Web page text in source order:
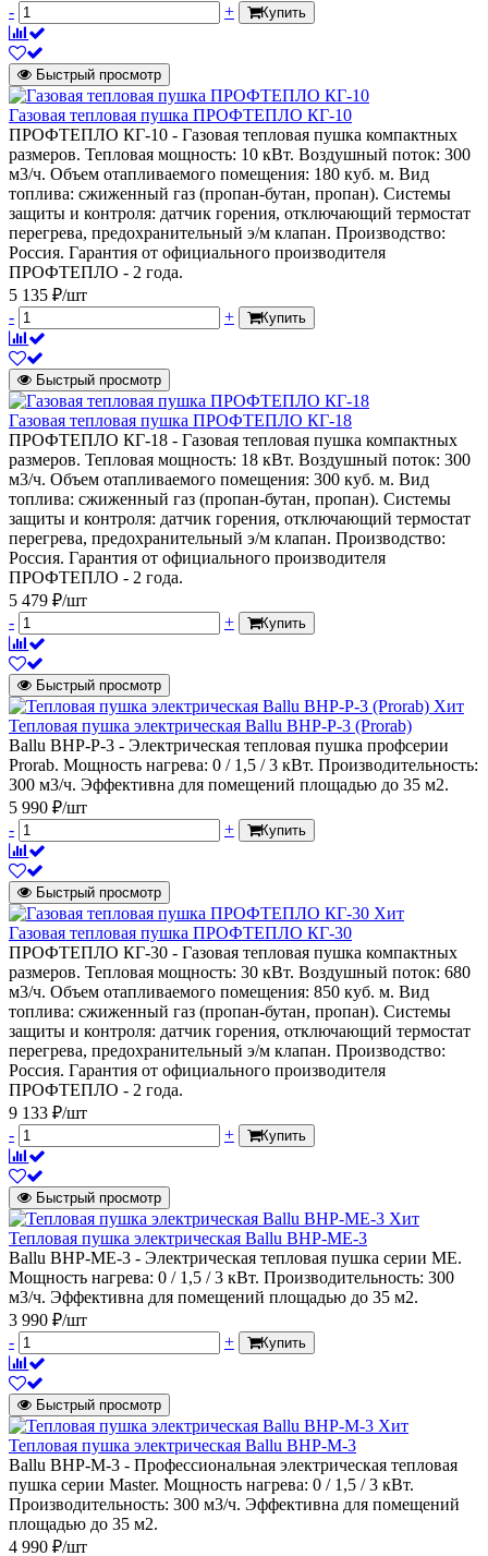
-
+ Купить
Быстрый просмотр
Газовая тепловая пушка ПРОФТЕПЛО КГ-10
ПРОФТЕПЛО КГ-10 - Газовая тепловая пушка компактных
размеров. Тепловая мощность: 10 кВт. Воздушный поток: 300
м3/ч. Объем отапливаемого помещения: 180 куб. м. Вид
топлива: сжиженный газ (пропан-бутан, пропан). Системы
защиты и контроля: датчик горения, отключающий термостат
перегрева, предохранительный э/м клапан. Производство:
Россия. Гарантия от официального производителя
ПРОФТЕПЛО - 2 года.
5 135 ₽/шт
-
+ Купить
Быстрый просмотр
Газовая тепловая пушка ПРОФТЕПЛО КГ-18
ПРОФТЕПЛО КГ-18 - Газовая тепловая пушка компактных
размеров. Тепловая мощность: 18 кВт. Воздушный поток: 300
м3/ч. Объем отапливаемого помещения: 300 куб. м. Вид
топлива: сжиженный газ (пропан-бутан, пропан). Системы
защиты и контроля: датчик горения, отключающий термостат
перегрева, предохранительный э/м клапан. Производство:
Россия. Гарантия от официального производителя
ПРОФТЕПЛО - 2 года.
5 479 ₽/шт
-
+ Купить
Быстрый просмотр
Хит
Тепловая пушка электрическая Ballu BHP-P-3 (Prorab)
Ballu BHP-P-3 - Электрическая тепловая пушка профсерии
Prorab. Мощность нагрева: 0 / 1,5 / 3 кВт. Производительность:
300 м3/ч. Эффективна для помещений площадью до 35 м2.
5 990 ₽/шт
-
+ Купить
Быстрый просмотр
Хит
Газовая тепловая пушка ПРОФТЕПЛО КГ-30
ПРОФТЕПЛО КГ-30 - Газовая тепловая пушка компактных
размеров. Тепловая мощность: 30 кВт. Воздушный поток: 680
м3/ч. Объем отапливаемого помещения: 850 куб. м. Вид
топлива: сжиженный газ (пропан-бутан, пропан). Системы
защиты и контроля: датчик горения, отключающий термостат
перегрева, предохранительный э/м клапан. Производство:
Россия. Гарантия от официального производителя
ПРОФТЕПЛО - 2 года.
9 133 ₽/шт
-
+ Купить
Быстрый просмотр
Хит
Тепловая пушка электрическая Ballu BHP-ME-3
Ballu BHP-ME-3 - Электрическая тепловая пушка серии МЕ.
Мощность нагрева: 0 / 1,5 / 3 кВт. Производительность: 300
м3/ч. Эффективна для помещений площадью до 35 м2.
3 990 ₽/шт
-
+ Купить
Быстрый просмотр
Хит
Тепловая пушка электрическая Ballu BHP-M-3
Ballu BHP-M-3 - Профессиональная электрическая тепловая
пушка серии Мaster. Мощность нагрева: 0 / 1,5 / 3 кВт.
Производительность: 300 м3/ч. Эффективна для помещений
площадью до 35 м2.
4 990 ₽/шт